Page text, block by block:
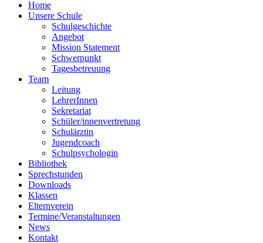
Home
Unsere Schule
Schulgeschichte
Angebot
Mission Statement
Schwerpunkt
Tagesbetreuung
Team
Leitung
LehrerInnen
Sekretariat
Schüler/innenvertretung
Schulärztin
Jugendcoach
Schulpsychologin
Bibliothek
Sprechstunden
Downloads
Klassen
Elternverein
Termine/Veranstaltungen
News
Kontakt